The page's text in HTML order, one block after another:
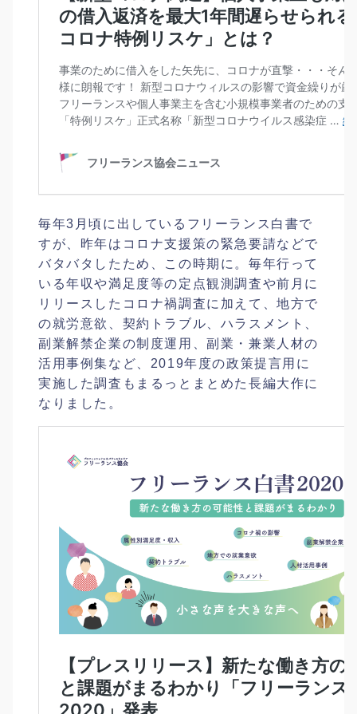
毎年3月頃に出しているフリーランス白書で
すが、昨年はコロナ支援策の緊急要請などで
バタバタしたため、この時期に。毎年行って
いる年収や満足度等の定点観測調査や前月に
リリースしたコロナ禍調査に加えて、地方で
の就労意欲、契約トラブル、ハラスメント、
副業解禁企業の制度運用、副業・兼業人材の
活用事例集など、2019年度の政策提言用に
実施した調査もまるっとまとめた長編大作に
なりました。